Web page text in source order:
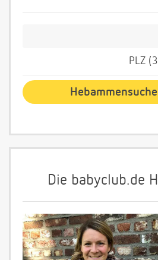
PLZ
Die babyclub.de